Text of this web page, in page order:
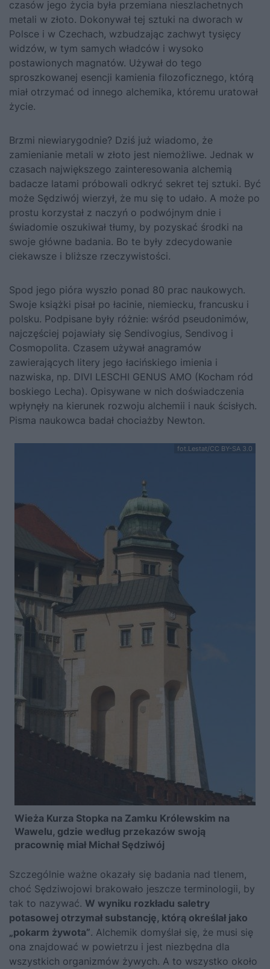
czasów jego życia była przemiana nieszlachetnych
metali w złoto. Dokonywał tej sztuki na dworach w
Polsce i w Czechach, wzbudzając zachwyt tysięcy
widzów, w tym samych władców i wysoko
postawionych magnatów. Używał do tego
sproszkowanej esencji kamienia filozoficznego, którą
miał otrzymać od innego alchemika, któremu uratował
życie.
Brzmi niewiarygodnie? Dziś już wiadomo, że
zamienianie metali w złoto jest niemożliwe. Jednak w
czasach największego zainteresowania alchemią
badacze latami próbowali odkryć sekret tej sztuki. Być
może Sędziwój wierzył, że mu się to udało. A może po
prostu korzystał z naczyń o podwójnym dnie i
świadomie oszukiwał tłumy, by pozyskać środki na
swoje główne badania. Bo te były zdecydowanie
ciekawsze i bliższe rzeczywistości.
Spod jego pióra wyszło ponad 80 prac naukowych.
Swoje książki pisał po łacinie, niemiecku, francusku i
polsku. Podpisane były różnie: wśród pseudonimów,
najczęściej pojawiały się Sendivogius, Sendivog i
Cosmopolita. Czasem używał anagramów
zawierających litery jego łacińskiego imienia i
nazwiska, np. DIVI LESCHI GENUS AMO (Kocham ród
boskiego Lecha). Opisywane w nich doświadczenia
wpłynęły na kierunek rozwoju alchemii i nauk ścisłych.
Pisma naukowca badał chociażby Newton.
fot.Lestat/CC BY-SA 3.0
Wieża Kurza Stopka na Zamku Królewskim na
Wawelu, gdzie według przekazów swoją
pracownię miał Michał Sędziwój
Szczególnie ważne okazały się badania nad tlenem,
choć Sędziwojowi brakowało jeszcze terminologii, by
tak to nazywać. W wyniku rozkładu saletry
potasowej otrzymał substancję, którą określał jako
„pokarm żywota”. Alchemik domyślał się, że musi się
ona znajdować w powietrzu i jest niezbędna dla
wszystkich organizmów żywych. A to wszystko około